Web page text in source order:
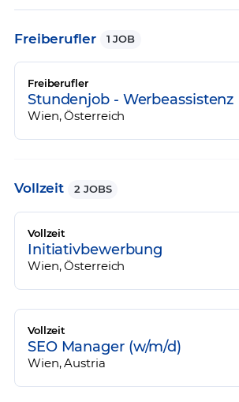
Freiberufler 1 JOB
Freiberufler
Stundenjob - Werbeassistenz
Wien, Österreich
Vollzeit 2 JOBS
Vollzeit
Initiativbewerbung
Wien, Österreich
Vollzeit
SEO Manager (w/m/d)
Wien, Austria